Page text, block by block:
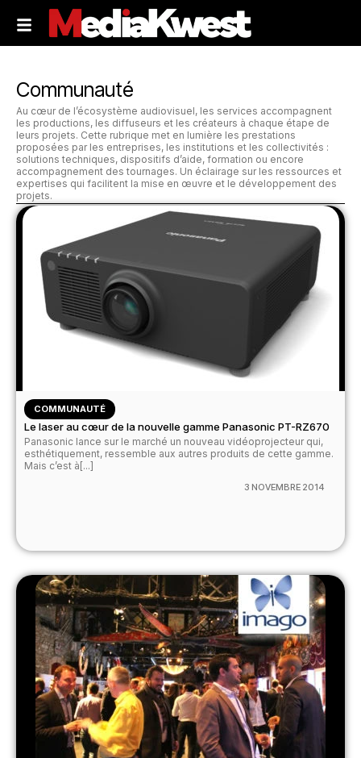
Communauté
Au cœur de l’écosystème audiovisuel, les services accompagnent
les productions, les diffuseurs et les créateurs à chaque étape de
leurs projets. Cette rubrique met en lumière les prestations
proposées par les entreprises, les institutions et les collectivités :
solutions techniques, dispositifs d’aide, formation ou encore
accompagnement des tournages. Un éclairage sur les ressources et
expertises qui facilitent la mise en œuvre et le développement des
projets.
COMMUNAUTÉ
Le laser au cœur de la nouvelle gamme Panasonic PT-RZ670
Panasonic lance sur le marché un nouveau vidéoprojecteur qui,
esthétiquement, ressemble aux autres produits de cette gamme.
Mais c’est à[...]
3 NOVEMBRE 2014